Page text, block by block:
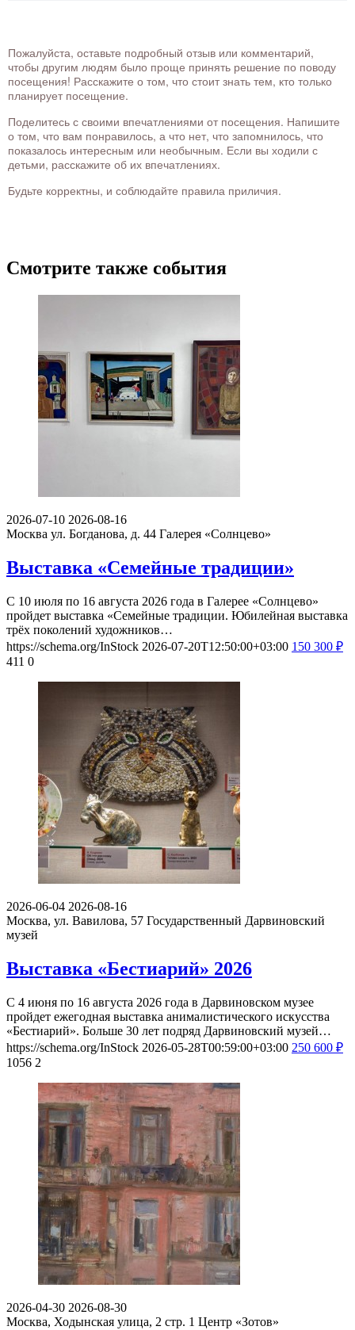
Пожалуйста, оставьте подробный отзыв или комментарий,
чтобы другим людям было проще принять решение по поводу
посещения! Расскажите о том, что стоит знать тем, кто только
планирует посещение.
Поделитесь с своими впечатлениями от посещения. Напишите
о том, что вам понравилось, а что нет, что запомнилось, что
показалось интересным или необычным. Если вы ходили с
детьми, расскажите об их впечатлениях.
Будьте корректны, и соблюдайте правила приличия.
Смотрите также события
2026-07-10 2026-08-16
Москва ул. Богданова, д. 44 Галерея «Солнцево»
Выставка «Семейные традиции»
С 10 июля по 16 августа 2026 года в Галерее «Солнцево»
пройдет выставка «Семейные традиции. Юбилейная выставка
трёх поколений художников…
https://schema.org/InStock 2026-07-20T12:50:00+03:00 150 300 ₽
411 0
2026-06-04 2026-08-16
Москва, ул. Вавилова, 57 Государственный Дарвиновский
музей
Выставка «Бестиарий» 2026
С 4 июня по 16 августа 2026 года в Дарвиновском музее
пройдет ежегодная выставка анималистического искусства
«Бестиарий». Больше 30 лет подряд Дарвиновский музей…
https://schema.org/InStock 2026-05-28T00:59:00+03:00 250 600 ₽
1056 2
2026-04-30 2026-08-30
Москва, Ходынская улица, 2 стр. 1 Центр «Зотов»